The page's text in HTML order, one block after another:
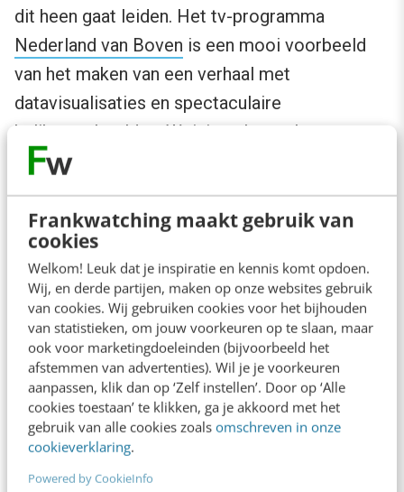
Frankwatching maakt gebruik van
cookies
Welkom! Leuk dat je inspiratie en kennis komt opdoen.
Wij, en derde partijen, maken op onze websites gebruik
van cookies. Wij gebruiken cookies voor het bijhouden
van statistieken, om jouw voorkeuren op te slaan, maar
ook voor marketingdoeleinden (bijvoorbeeld het
afstemmen van advertenties). Wil je je voorkeuren
aanpassen, klik dan op ‘Zelf instellen’. Door op ‘Alle
cookies toestaan’ te klikken, ga je akkoord met het
gebruik van alle cookies zoals omschreven in onze
cookieverklaring.
Powered by CookieInfo
dit heen gaat leiden. Het tv-programma
Nederland van Boven is een mooi voorbeeld
van het maken van een verhaal met
datavisualisaties en spectaculaire
helikopterbeelden. Weinig echt tastbaars over
dit onderwerp, je kunt hier
lezen.
5. Techstuff
Ik
begrijp
niet zo
heel veel
van
singulari
, en